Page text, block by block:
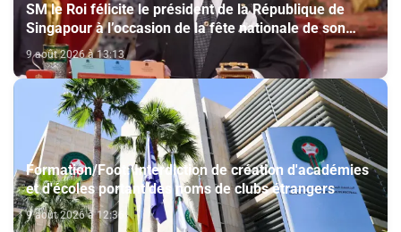
SM le Roi félicite le président de la République de
Singapour à l’occasion de la fête nationale de son
pays
9 août 2026 à 13:13
Formation/Foot: Interdiction de création d'académies
et d'écoles portant des noms de clubs étrangers
9 août 2026 à 12:36